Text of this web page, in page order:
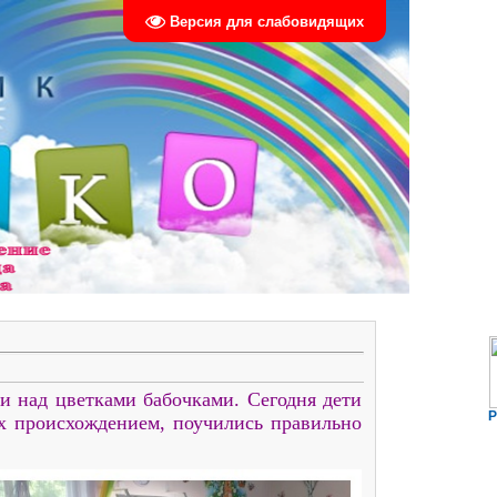
Версия для слабовидящих
цветками бабочками. Сегодня дети
поучились правильно